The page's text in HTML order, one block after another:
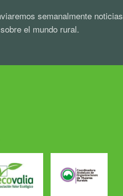
semanalmente noticias
el mundo rural.